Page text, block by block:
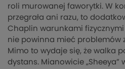
roli murowanej faworytki. W
przegrała ani razu, to
Chaplin warunkami fizycznymi
nie powinna mieć problemów
Mimo to wydaje się, że walka
dystans. Mianowicie „Sheeya”